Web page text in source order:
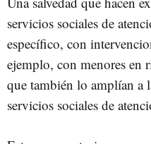
servicios sociales de
específico, con
ejemplo, con menores en
que también lo amplían
servicios sociales de